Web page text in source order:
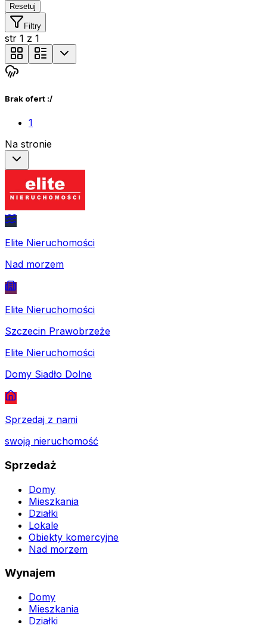
Resetuj
Filtry
str 1 z 1
Brak ofert :/
1
Na stronie
Elite Nieruchomości
Nad morzem
Elite Nieruchomości
Szczecin Prawobrzeże
Elite Nieruchomości
Domy Siadło Dolne
Sprzedaj z nami
swoją nieruchomość
Sprzedaż
Domy
Mieszkania
Działki
Lokale
Obiekty komercyjne
Nad morzem
Wynajem
Domy
Mieszkania
Działki